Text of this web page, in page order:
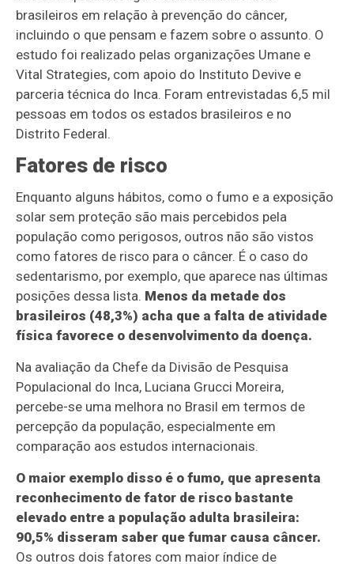
brasileiros em relação à prevenção do câncer,
incluindo o que pensam e fazem sobre o assunto. O
estudo foi realizado pelas organizações Umane e
Vital Strategies, com apoio do Instituto Devive e
parceria técnica do Inca. Foram entrevistadas 6,5 mil
pessoas em todos os estados brasileiros e no
Distrito Federal.
Fatores de risco
Enquanto alguns hábitos, como o fumo e a exposição
solar sem proteção são mais percebidos pela
população como perigosos, outros não são vistos
como fatores de risco para o câncer. É o caso do
sedentarismo, por exemplo, que aparece nas últimas
posições dessa lista. Menos da metade dos
brasileiros (48,3%) acha que a falta de atividade
física favorece o desenvolvimento da doença.
Na avaliação da Chefe da Divisão de Pesquisa
Populacional do Inca, Luciana Grucci Moreira,
percebe-se uma melhora no Brasil em termos de
percepção da população, especialmente em
comparação aos estudos internacionais.
O maior exemplo disso é o fumo, que apresenta
reconhecimento de fator de risco bastante
elevado entre a população adulta brasileira:
90,5% disseram saber que fumar causa câncer.
Os outros dois fatores com maior índice de